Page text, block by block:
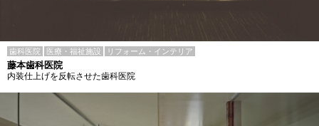
歯科医院 医療・福祉施設 リフォーム・インテリア
藤本歯科医院
内装仕上げを反転させた歯科医院